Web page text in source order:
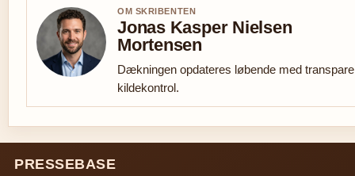
OM SKRIBENTEN
Jonas Kasper Nielsen
Mortensen
Dækningen opdateres løbende med
kildekontrol.
PRESSEBASE